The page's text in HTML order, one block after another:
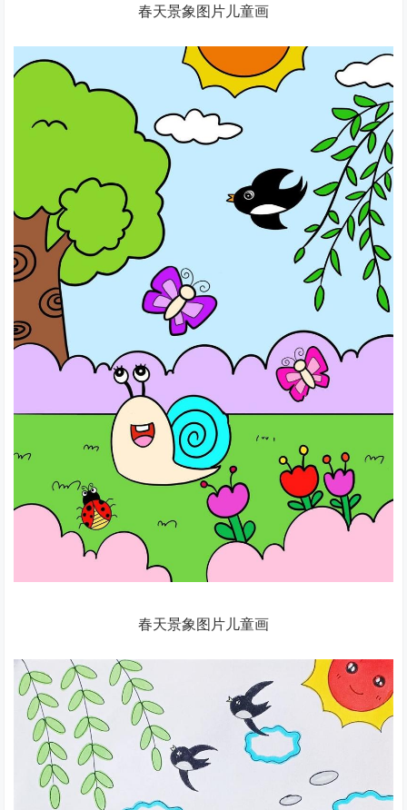
春天景象图片儿童画
春天景象图片儿童画